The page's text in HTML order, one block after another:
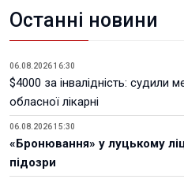
Останні новини
06.08.2026 16:30
$4000 за інвалідність: судили
обласної лікарні
06.08.2026 15:30
«Бронювання» у луцькому
підозри